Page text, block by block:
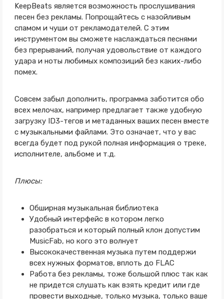
KeepBeats является возможность прослушивания
песен без рекламы. Попрощайтесь с назойливым
спамом и чуши от рекламодателей. С этим
инструментом вы сможете наслаждаться песнями
без прерываний, получая удовольствие от каждого
удара и ноты любимых композиций без каких-либо
помех.
Совсем забыл дополнить, программа заботится обо
всех мелочах, например предлагает также удобную
загрузку ID3-тегов и метаданных ваших песен вместе
с музыкальными файлами. Это означает, что у вас
всегда будет под рукой полная информация о треке,
исполнителе, альбоме и т.д.
Плюсы:
Обширная музыкальная библиотека
Удобный интерфейс в котором легко
разобраться и который полный клон допустим
MusicFab, но кого это волнует
Высококачественная музыка путем поддержи
всех нужных форматов, вплоть до FLAC
Работа без рекламы, тоже большой плюс так как
не придется слушать как взять кредит или где
провести выходные, только музыка, только ваше